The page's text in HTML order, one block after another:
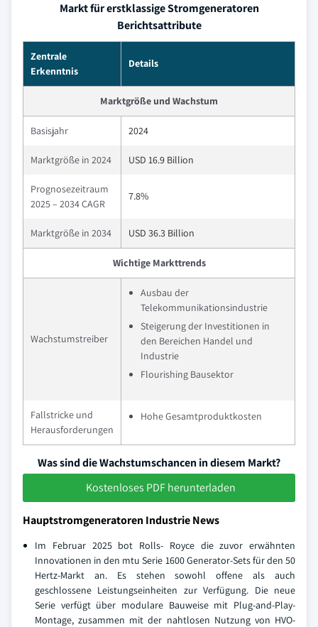
Markt für erstklassige Stromgeneratoren
Berichtsattribute
Zentrale
Erkenntnis
Details
Marktgröße und Wachstum
Basisjahr 2024
Marktgröße in 2024 USD 16.9 Billion
Prognosezeitraum
2025 – 2034 CAGR
7.8%
Marktgröße in 2034 USD 36.3 Billion
Wichtige Markttrends
Wachstumstreiber
Ausbau der
Telekommunikationsindustrie
Steigerung der Investitionen in
den Bereichen Handel und
Industrie
Flourishing Bausektor
Fallstricke und
Herausforderungen
Hohe Gesamtproduktkosten
Was sind die Wachstumschancen in diesem Markt?
Kostenloses PDF herunterladen
Hauptstromgeneratoren Industrie News
Im Februar 2025 bot Rolls- Royce die zuvor erwähnten
Innovationen in den mtu Serie 1600 Generator-Sets für den 50
Hertz-Markt an. Es stehen sowohl offene als auch
geschlossene Leistungseinheiten zur Verfügung. Die neue
Serie verfügt über modulare Bauweise mit Plug-and-Play-
Montage, zusammen mit der nahtlosen Nutzung von HVO-